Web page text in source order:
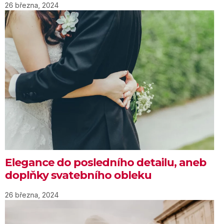
26 března, 2024
Elegance do posledního detailu, aneb
doplňky svatebního obleku
26 března, 2024